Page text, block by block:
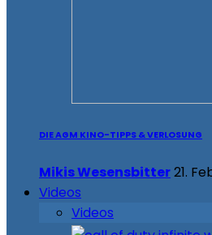
DIE AGM KINO-TIPPS & VERLOSUNG
Mikis Wesensbitter21.
Videos
Videos